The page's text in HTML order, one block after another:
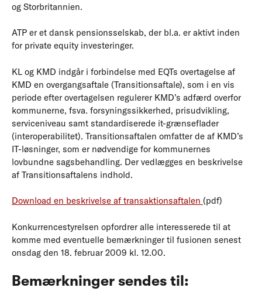
og Storbritannien.
ATP er et dansk pensionsselskab, der bl.a. er aktivt inden
for private equity investeringer.
KL og KMD indgår i forbindelse med EQTs overtagelse af
KMD en overgangsaftale (Transitionsaftale), som i en vis
periode efter overtagelsen regulerer KMD’s adfærd overfor
kommunerne, fsva. forsyningssikkerhed, prisudvikling,
serviceniveau samt standardiserede it-grænseflader
(interoperabilitet). Transitionsaftalen omfatter de af KMD’s
IT-løsninger, som er nødvendige for kommunernes
lovbundne sagsbehandling. Der vedlægges en beskrivelse
af Transitionsaftalens indhold.
Download en beskrivelse af transaktionsaftalen (pdf)
Konkurrencestyrelsen opfordrer alle interesserede til at
komme med eventuelle bemærkninger til fusionen senest
onsdag den 18. februar 2009 kl. 12.00.
Bemærkninger sendes til: